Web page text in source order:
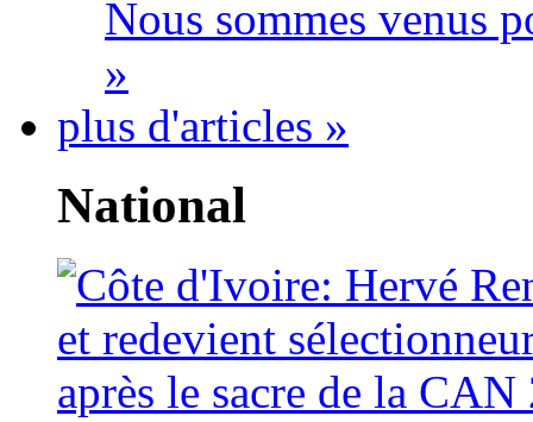
Nous sommes venus
»
plus d'articles »
National